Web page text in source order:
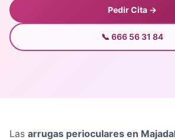
Pedir Cita →
📞 666 56 31 84
Las arrugas perioculares en